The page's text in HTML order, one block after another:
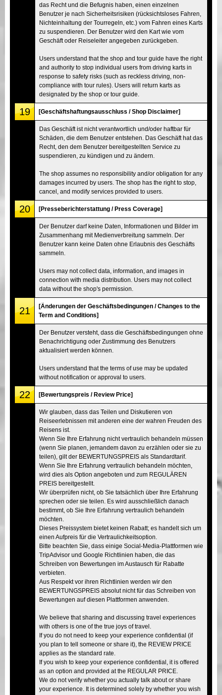
das Recht und die Befugnis haben, einen einzelnen
Benutzer je nach Sicherheitsrisiken (rücksichtsloses Fahren,
Nichteinhaltung der Tourregeln, etc.) vom Fahren eines Karts
zu suspendieren. Der Benutzer wird den Kart wie vom
Geschäft oder Reiseleiter angegeben zurückgeben.
Users understand that the shop and tour guide have the right
and authority to stop individual users from driving karts in
response to safety risks (such as reckless driving, non-
compliance with tour rules). Users will return karts as
designated by the shop or tour guide.
19 [Geschäftshaftungsausschluss / Shop Disclaimer]
Das Geschäft ist nicht verantwortlich und/oder haftbar für
Schäden, die dem Benutzer entstehen. Das Geschäft hat das
Recht, den dem Benutzer bereitgestellten Service zu
suspendieren, zu kündigen und zu ändern.
The shop assumes no responsibility and/or obligation for any
damages incurred by users. The shop has the right to stop,
cancel, and modify services provided to users.
20 [Presseberichterstattung / Press Coverage]
Der Benutzer darf keine Daten, Informationen und Bilder im
Zusammenhang mit Medienverbreitung sammeln. Der
Benutzer kann keine Daten ohne Erlaubnis des Geschäfts
sammeln.
Users may not collect data, information, and images in
connection with media distribution. Users may not collect
data without the shop's permission.
21
[Änderungen der Geschäftsbedingungen / Changes to the
Term and Conditions]
Der Benutzer versteht, dass die Geschäftsbedingungen ohne
Benachrichtigung oder Zustimmung des Benutzers
aktualisiert werden können.
Users understand that the terms of use may be updated
without notification or approval to users.
22 [Bewertungspreis / Review Price]
Wir glauben, dass das Teilen und Diskutieren von
Reiseerlebnissen mit anderen eine der wahren Freuden des
Reisens ist.
Wenn Sie Ihre Erfahrung nicht vertraulich behandeln müssen
(wenn Sie planen, jemandem davon zu erzählen oder sie zu
teilen), gilt der BEWERTUNGSPREIS als Standardtarif.
Wenn Sie Ihre Erfahrung vertraulich behandeln möchten,
wird dies als Option angeboten und zum REGULÄREN
PREIS bereitgestellt.
Wir überprüfen nicht, ob Sie tatsächlich über Ihre Erfahrung
sprechen oder sie teilen. Es wird ausschließlich danach
bestimmt, ob Sie Ihre Erfahrung vertraulich behandeln
möchten.
Dieses Preissystem bietet keinen Rabatt; es handelt sich um
einen Aufpreis für die Vertraulichkeitsoption.
Bitte beachten Sie, dass einige Social-Media-Plattformen wie
TripAdvisor und Google Richtlinien haben, die das
Schreiben von Bewertungen im Austausch für Rabatte
verbieten.
Aus Respekt vor ihren Richtlinien werden wir den
BEWERTUNGSPREIS absolut nicht für das Schreiben von
Bewertungen auf diesen Plattformen anwenden.
We believe that sharing and discussing travel experiences
with others is one of the true joys of travel.
If you do not need to keep your experience confidential (if
you plan to tell someone or share it), the REVIEW PRICE
applies as the standard rate.
If you wish to keep your experience confidential, it is offered
as an option and provided at the REGULAR PRICE.
We do not verify whether you actually talk about or share
your experience. It is determined solely by whether you wish